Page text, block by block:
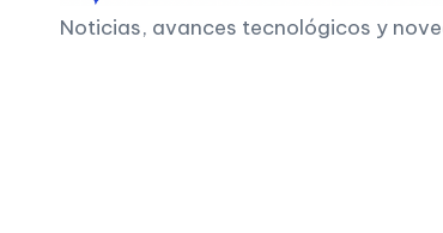
I
Noticias, avances tecnológicos y